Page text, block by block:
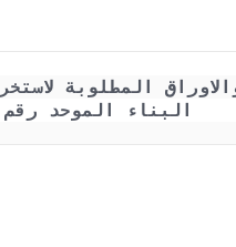
البناء الموحد رقم 119 لسنة 2008